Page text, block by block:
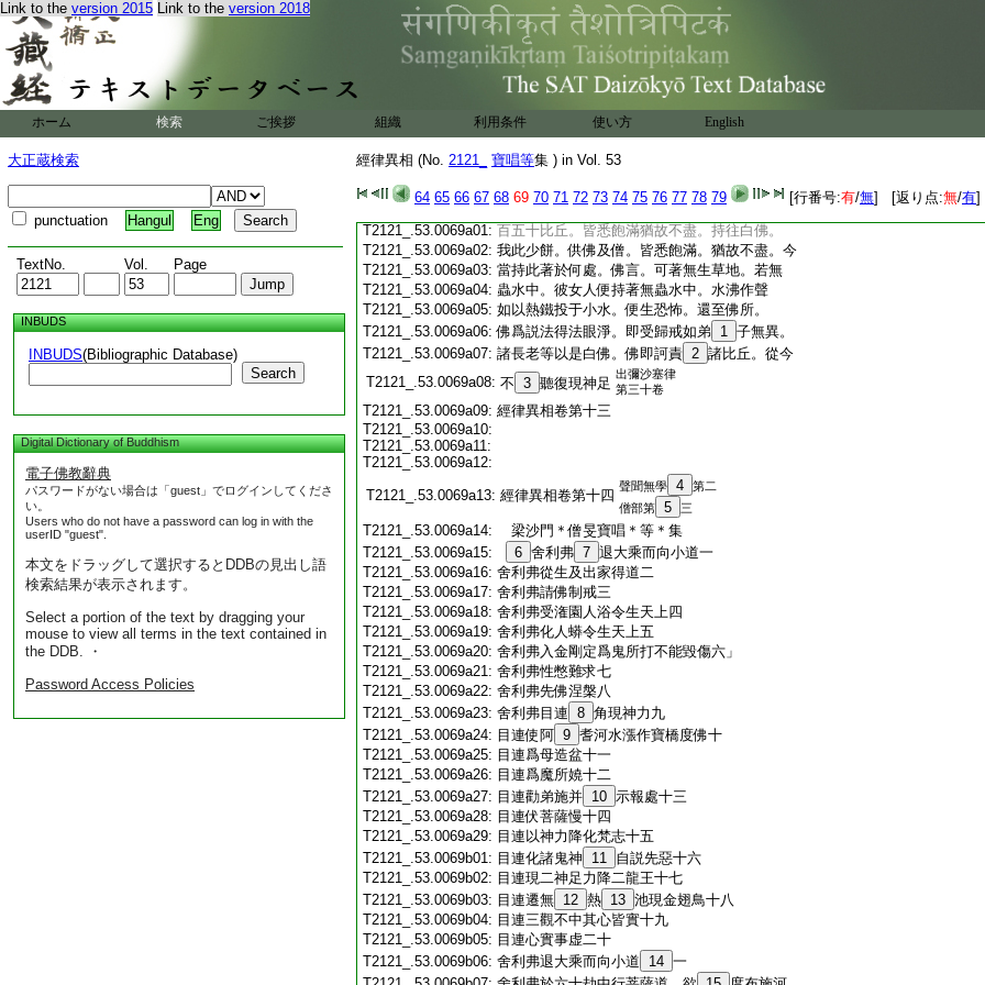
Link to the version 2015 Link to the version 2018
ホーム 検索 ご挨拶 組織 利用条件 使い方 English
大正蔵検索
punctuation Hangul Eng
TextNo. Vol. Page
INBUDS
INBUDS(Bibliographic Database)
Search
Digital Dictionary of Buddhism
電子佛教辭典
パスワードがない場合は「guest」でログインしてくださ
い。
Users who do not have a password can log in with the
userID "guest".
本文をドラッグして選択するとDDBの見出し語
検索結果が表示されます。
Select a portion of the text by dragging your
mouse to view all terms in the text contained in
the DDB. ・
Password Access Policies
經律異相 (No. 2121_ 寶唱等集 ) in Vol. 53
64 65 66 67 68 69 70 71 72 73 74 75 76 77 78 79 [行番号:有/無] [返り点:無/有]
T2121_.53.0068c20:不能以大 17
施之。當更作小者與之。便作
T2121_.53.0068c21:小丸輒反成大。如是三反轉大於前。乃作念
T2121_.53.0068c22:言。我欲作小皆反成大。我今便可趣與一餅。
即以一餅而授與之。諸餅相連并至餅器。以
手捉器手亦著之。便語賓頭盧言。汝若須餅
T2121_.53.0068c25:盡以相與。
全出與不惜。何須我爲。而令我
T2121_.53.0068c26: 手著。答言。我不須餅。亦不須器。亦不須汝。
T2121_.53.0068c27:我等四人共議。度汝及
T2121_.53.0068c28:我應度汝。所以爾耳。問言。今欲令我何所施
T2121_.53.0069a01: 百五十比丘。皆悉飽滿猶故不盡。持往白佛。
T2121_.53.0069a02: 我此少餅。供佛及僧。皆悉飽滿。猶故不盡。今
T2121_.53.0069a03: 當持此著於何處。佛言。可著無生草地。若無
T2121_.53.0069a04: 蟲水中。彼女人便持著無蟲水中。水沸作聲
T2121_.53.0069a05: 如以熱鐵投于小水。便生恐怖。還至佛所。
T2121_.53.0069a06:佛爲説法得法眼淨。即受歸戒如弟 1 子無異。
T2121_.53.0069a07: 諸長老等以是白佛。佛即訶責 2 諸比丘。從今
T2121_.53.0069a08: 不 3 聽復現神足
出彌沙塞律
第三十卷
T2121_.53.0069a09: 經律異相卷第十三
T2121_.53.0069a10:
T2121_.53.0069a11:
T2121_.53.0069a12:
T2121_.53.0069a13: 經律異相卷第十四
聲聞無學 4
第二
僧部第
5 三
T2121_.53.0069a14:
梁沙門＊僧旻寶唱＊等＊集
T2121_.53.0069a15:
6 舍利弗 7 退大乘而向小道一
T2121_.53.0069a16: 舍利弗從生及出家得道二
T2121_.53.0069a17: 舍利弗請佛制戒三
T2121_.53.0069a18: 舍利弗受潅園人浴令生天上四
T2121_.53.0069a19: 舍利弗化人蟒令生天上五
T2121_.53.0069a20: 舍利弗入金剛定爲鬼所打不能毀傷六」
T2121_.53.0069a21: 舍利弗性憋難求七
T2121_.53.0069a22: 舍利弗先佛涅槃八
T2121_.53.0069a23: 舍利弗目連 8 角現神力九
T2121_.53.0069a24: 目連使阿 9 耆河水漲作寶橋度佛十
T2121_.53.0069a25: 目連爲母造盆十一
T2121_.53.0069a26: 目連爲魔所嬈十二
T2121_.53.0069a27: 目連勸弟施并 10 示報處十三
T2121_.53.0069a28: 目連伏菩薩慢十四
T2121_.53.0069a29: 目連以神力降化梵志十五
T2121_.53.0069b01: 目連化諸鬼神 11 自説先惡十六
T2121_.53.0069b02: 目連現二神足力降二龍王十七
T2121_.53.0069b03: 目連遷無 12 熱 13 池現金翅鳥十八
T2121_.53.0069b04: 目連三觀不中其心皆實十九
T2121_.53.0069b05: 目連心實事虚二十
T2121_.53.0069b06: 舍利弗退大乘而向小道 14 一